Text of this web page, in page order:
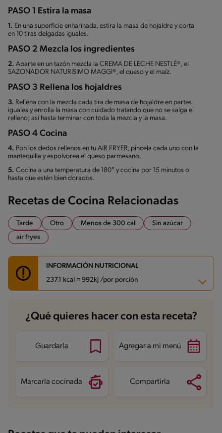
PASO 1 Estira la masa
1. En una superficie enharinada, estira la masa de hojaldre y corta
en 10 tiras delgadas iguales.
PASO 2 Mezcla los ingredientes
2. Aparte en un tazón mezcla la CREMA DE LECHE NESTLÉ®, el
SAZONADOR NATURISIMO MAGGI®, el queso y el maíz.
PASO 3 Rellena los hojaldres
3. Rellena con la mezcla cada tira de masa de hojaldre en partes
iguales y enrolla la masa con cuidado tratando que no se salga el
relleno; así hasta terminar con toda la mezcla y la masa.
PASO 4 Cocina
4. Pon los dedos rellenos en tu AIR FRYER, pincela cada uno con la
mantequilla y espolvorea el queso parmesano.
5. Cocina a una temperatura de 180° y cocina por 15 minutos o
hasta que estén bien dorados.
Recetas de Cocina Relacionadas
Tarde Otro Menos de 300 cal
Sin azúcar
air fryes
INFORMACIÓN NUTRICIONAL
237.1 kcal = 992kj /por porción
Carbohidratos 16.7 g
Energía 237.1 kcal
Proteína
Grasas saturadas 5.6 g
¿Qué quieres hacer con esta receta?
Guardarla Agregar a mi menú
Marcarla cocinada Compartirla